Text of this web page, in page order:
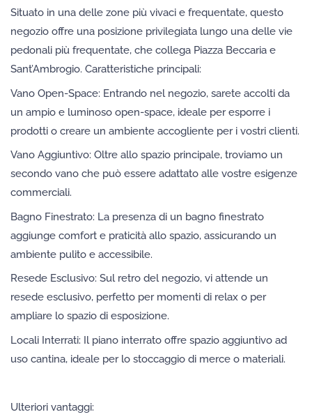
Situato in una delle zone più vivaci e frequentate, questo
negozio offre una posizione privilegiata lungo una delle vie
pedonali più frequentate, che collega Piazza Beccaria e
Sant’Ambrogio. Caratteristiche principali:
Vano Open-Space: Entrando nel negozio, sarete accolti da
un ampio e luminoso open-space, ideale per esporre i
prodotti o creare un ambiente accogliente per i vostri clienti.
Vano Aggiuntivo: Oltre allo spazio principale, troviamo un
secondo vano che può essere adattato alle vostre esigenze
commerciali.
Bagno Finestrato: La presenza di un bagno finestrato
aggiunge comfort e praticità allo spazio, assicurando un
ambiente pulito e accessibile.
Resede Esclusivo: Sul retro del negozio, vi attende un
resede esclusivo, perfetto per momenti di relax o per
ampliare lo spazio di esposizione.
Locali Interrati: Il piano interrato offre spazio aggiuntivo ad
uso cantina, ideale per lo stoccaggio di merce o materiali.
Ulteriori vantaggi: